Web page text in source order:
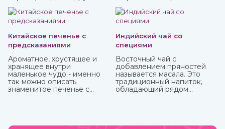
может и поменяться. Купите различные натуральные
гидролаты в интернет-магазине ИндоКитай с доставкой
по России.
Китайское печенье с
предсказаниями
Ароматное, хрустящее и
хранящее внутри
маленькое чудо - именно
так можно описать
знаменитое печенье с
Индийский чай со
специями
Восточный чай с
добавлением пряностей
называется масала. Это
традиционный напиток,
обладающий рядом
шлаков и холестерина,